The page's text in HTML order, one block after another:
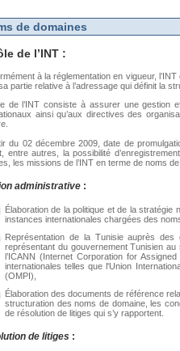
de domaines
de l’INT :
à la réglementation en vigueur,
partie relative à l’adressage qui définit la
de l’INT consiste à assurer une
ainsi qu’aux directives des
du 02 décembre 2009, date de
entre autres, la possibilité
les missions de l’INT en terme de noms
administrative :
Élaboration de la politique et de la stratégie
instances internationales chargées des
Représentation de la Tunisie auprès
représentant du gouvernement Tunisien
l’ICANN (Internet Corporation for
internationales telles que l'Union
(OMPI),
Élaboration des documents de référence
structuration des noms de domaine, les
de résolution de litiges qui s’y rapportent.
de litiges :